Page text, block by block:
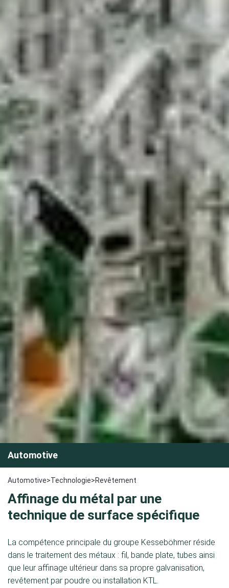
Automotive
Automotive>Technologie>Revêtement
Affinage du métal par une
technique de surface spécifique
La compétence principale du groupe Kesseböhmer réside
dans le traitement des métaux : fil, bande plate, tubes ainsi
que leur affinage ultérieur dans sa propre galvanisation,
revêtement par poudre ou installation KTL.